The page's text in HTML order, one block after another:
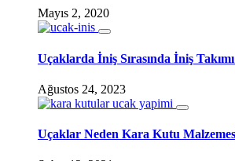
Mayıs 2, 2020
Uçaklarda İniş Sırasında İniş
Ağustos 24, 2023
Uçaklar Neden Kara Kutu